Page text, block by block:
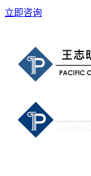
立即咨询